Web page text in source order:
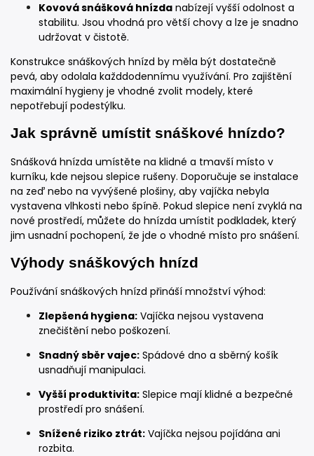
Kovová snášková hnízda nabízejí vyšší odolnost a
stabilitu. Jsou vhodná pro větší chovy a lze je snadno
udržovat v čistotě.
Konstrukce snáškových hnízd by měla být dostatečně
pevá, aby odolala každdodennímu využívání. Pro zajištění
maximální hygieny je vhodné zvolit modely, které
nepotřebují podestýlku.
Jak správně umístit snáškové hnízdo?
Snášková hnízda umístěte na klidné a tmavší místo v
kurníku, kde nejsou slepice rušeny. Doporučuje se instalace
na zeď nebo na vyvýšené plošiny, aby vajíčka nebyla
vystavena vlhkosti nebo špíně. Pokud slepice není zvyklá na
nové prostředí, můžete do hnízda umístit podkladek, který
jim usnadní pochopení, že jde o vhodné místo pro snášení.
Výhody snáškových hnízd
Používání snáškových hnízd přináší množství výhod:
Zlepšená hygiena: Vajíčka nejsou vystavena
znečištění nebo poškození.
Snadný sběr vajec: Spádové dno a sběrný košík
usnadňují manipulaci.
Vyšší produktivita: Slepice mají klidné a bezpečné
prostředí pro snášení.
Snížené riziko ztrát: Vajíčka nejsou pojídána ani
rozbita.